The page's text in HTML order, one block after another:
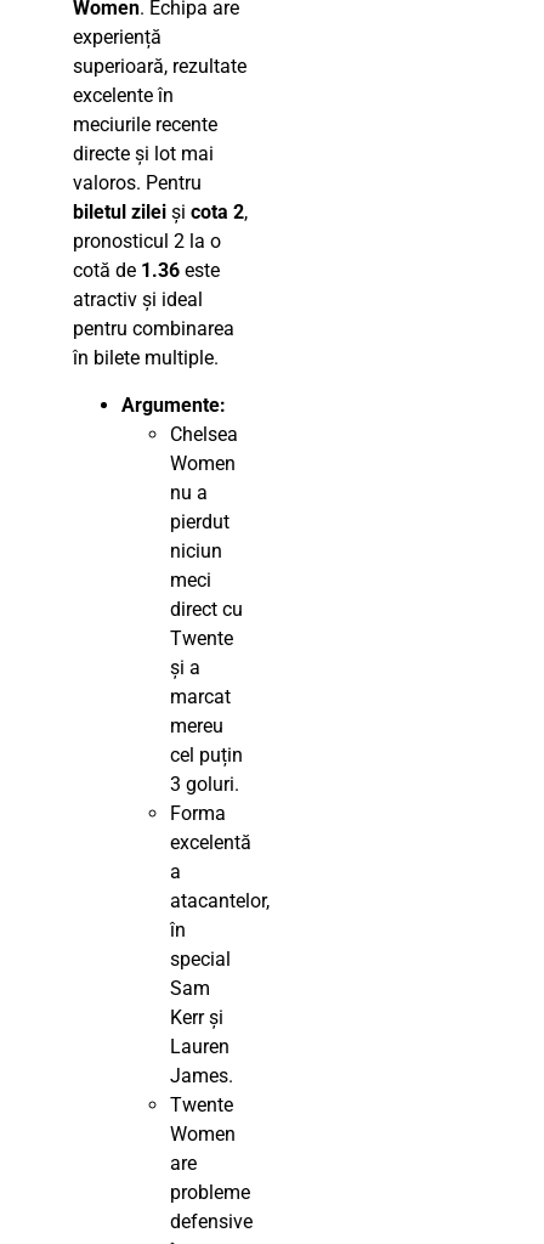
Women. Echipa are
experiență
superioară, rezultate
excelente în
meciurile recente
directe și lot mai
valoros. Pentru
biletul zilei și cota 2,
pronosticul 2 la o
cotă de 1.36 este
atractiv și ideal
pentru combinarea
în bilete multiple.
Argumente:
Chelsea
Women
nu a
pierdut
niciun
meci
direct cu
Twente
și a
marcat
mereu
cel puțin
3 goluri.
Forma
excelentă
a
atacantelor,
în
special
Sam
Kerr și
Lauren
James.
Twente
Women
are
probleme
defensive